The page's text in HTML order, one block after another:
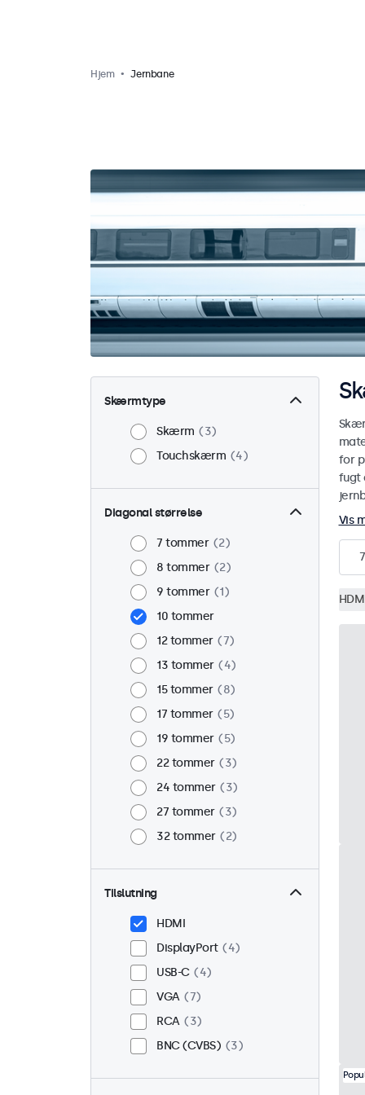
Hjem Jernbane
Skærmtype
Skærm
3
Touchskærm
4
Diagonal størrelse
7 tommer
2
8 tommer
2
9 tommer
1
10 tommer
12 tommer
7
13 tommer
4
15 tommer
8
17 tommer
5
19 tommer
5
22 tommer
3
24 tommer
3
27 tommer
3
32 tommer
2
Tilslutning
HDMI
DisplayPort
4
USB-C
4
VGA
7
RCA
3
BNC (CVBS)
3
for
fugt
Vis
7